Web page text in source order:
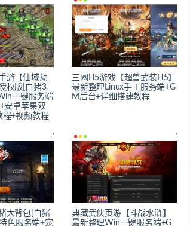
游【仙域劫
权版[白猪3.
一键服务端
安卓苹果双
程+视频教程
三网H5游戏【超兽武装H5】
最新整理Linux手工服务端+G
M后台+详细搭建教程
大背包[白猪
色服务端+宠
典藏武侠页游【斗战水浒】
最新整理Win一键服务端+G